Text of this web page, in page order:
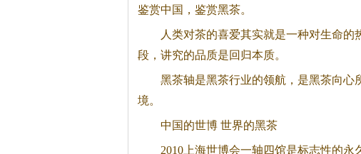
鉴赏中国，鉴赏黑茶。
人类对茶的喜爱其实就是一种对生命
段，讲究的品质是回归本质。
黑茶轴是黑茶行业的领航，是黑茶向心
境。
中国的世博 世界的黑茶
2010上海世博会一轴四馆是标志性的永